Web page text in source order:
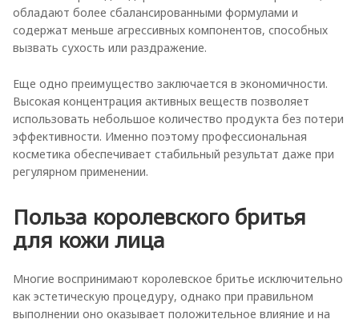
обладают более сбалансированными формулами и
содержат меньше агрессивных компонентов, способных
вызвать сухость или раздражение.
Еще одно преимущество заключается в экономичности.
Высокая концентрация активных веществ позволяет
использовать небольшое количество продукта без потери
эффективности. Именно поэтому профессиональная
косметика обеспечивает стабильный результат даже при
регулярном применении.
Польза королевского бритья
для кожи лица
Многие воспринимают королевское бритье исключительно
как эстетическую процедуру, однако при правильном
выполнении оно оказывает положительное влияние и на